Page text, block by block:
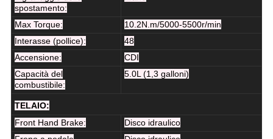
spostamento:
Max Torque:
10.2N.m/5000-5500r/min
Interasse (pollice):
48
Accensione:
CDI
Capacità del
combustibile:
5.0L (1,3 galloni)
TELAIO:
Front Hand Brake:
Disco idraulico